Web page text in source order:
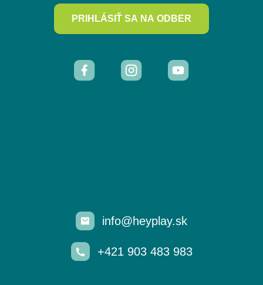
info@heyplay.sk
+421 903 483 983
PRIHLÁSIŤ SA NA ODBER